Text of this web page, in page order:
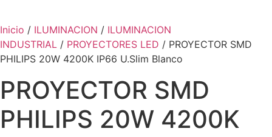
Inicio / ILUMINACION / ILUMINACION
INDUSTRIAL / PROYECTORES LED / PROYECTOR SMD
PHILIPS 20W 4200K IP66 U.Slim Blanco
PROYECTOR SMD
PHILIPS 20W 4200K